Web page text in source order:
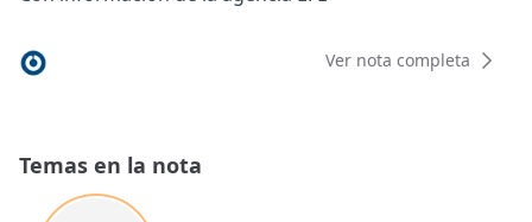
Ver nota completa
Temas en la nota